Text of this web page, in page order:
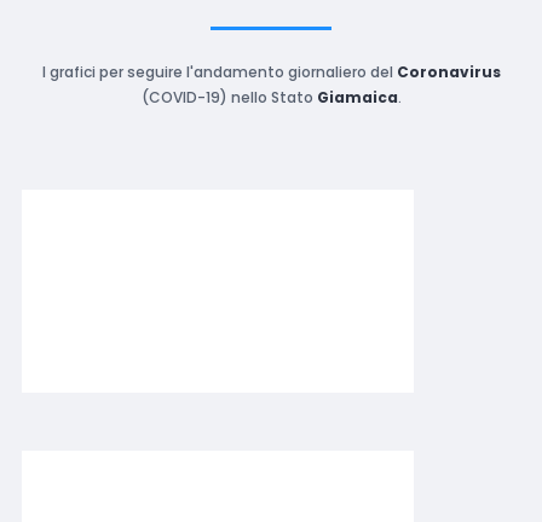
I grafici per seguire l'andamento giornaliero del Coronavirus
(COVID-19) nello Stato Giamaica.